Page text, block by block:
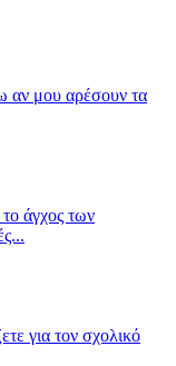
μου αρέσουν τα
άγχος των
για τον σχολικό